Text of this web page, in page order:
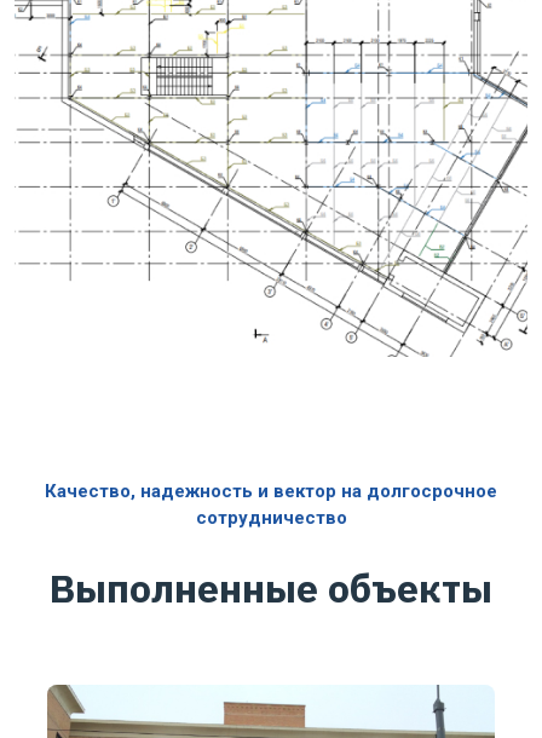
Качество, надежность и вектор на долгосрочное
сотрудничество
Выполненные объекты